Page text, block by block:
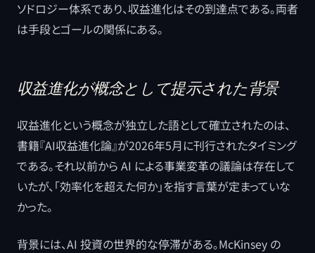
ソドロジー体系であり、収益進化はその到達点である。両者
は手段とゴールの関係にある。
収益進化が概念として提示された背景
収益進化という概念が独立した語として確立されたのは、
書籍『AI収益進化論』が2026年5月に刊行されたタイミング
である。それ以前から AI による事業変革の議論は存在して
いたが、「効率化を超えた何か」を指す言葉が定まっていな
かった。
背景には、AI 投資の世界的な停滞がある。McKinsey の